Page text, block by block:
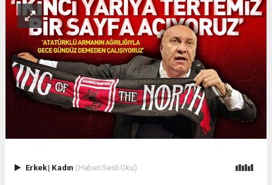
Erkek| Kadın (Haberi Sesli Oku)